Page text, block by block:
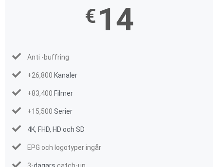
€ 14
Anti -buffring
+26,800 Kanaler
+83,400 Filmer
+15,500 Serier
4K, FHD, HD och SD
EPG och logotyper ingår
3-dagars catch-up